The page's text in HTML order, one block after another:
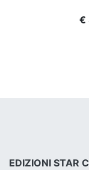
€
EDIZIONI STAR